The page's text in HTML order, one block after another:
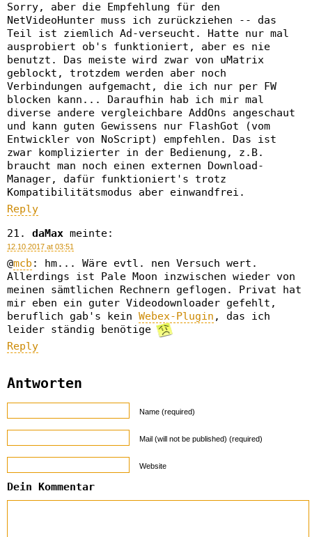
Sorry, aber die Empfehlung für den
NetVideoHunter muss ich zurückziehen -- das
Teil ist ziemlich Ad-verseucht. Hatte nur mal
ausprobiert ob's funktioniert, aber es nie
benutzt. Das meiste wird zwar von uMatrix
geblockt, trotzdem werden aber noch
Verbindungen aufgemacht, die ich nur per FW
blocken kann... Daraufhin hab ich mir mal
diverse andere vergleichbare AddOns angeschaut
und kann guten Gewissens nur FlashGot (vom
Entwickler von NoScript) empfehlen. Das ist
zwar komplizierter in der Bedienung, z.B.
braucht man noch einen externen Download-
Manager, dafür funktioniert's trotz
Kompatibilitätsmodus aber einwandfrei.
Reply
daMax meinte:
12.10.2017 at 03:51
@mcb : hm... Wäre evtl. nen Versuch wert.
Allerdings ist Pale Moon inzwischen wieder von
meinen sämtlichen Rechnern geflogen. Privat hat
mir eben ein guter Videodownloader gefehlt,
beruflich gab's kein Webex-Plugin , das ich
leider ständig benötige
Reply
Antworten
Name (required)
Mail (will not be published) (required)
Website
Dein Kommentar